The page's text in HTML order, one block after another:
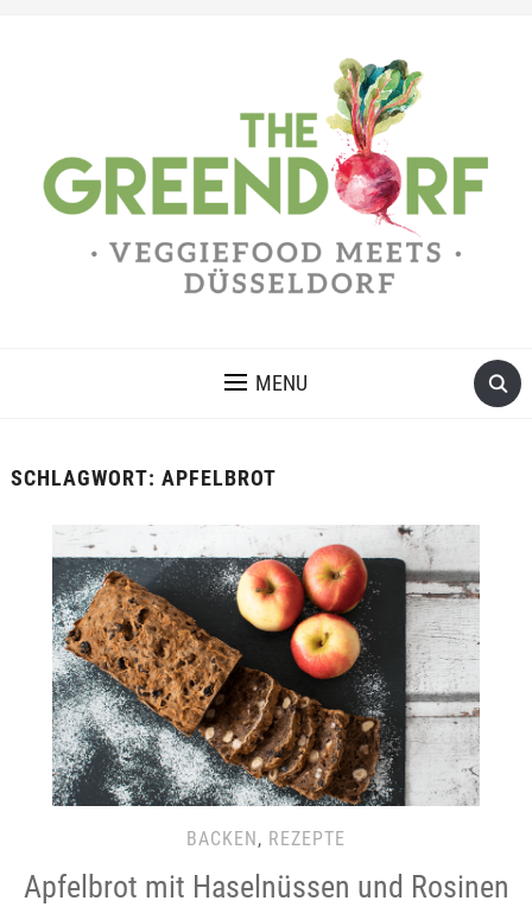
MENU
SCHLAGWORT: APFELBROT
BACKEN , REZEPTE
Apfelbrot mit Haselnüssen und Rosinen